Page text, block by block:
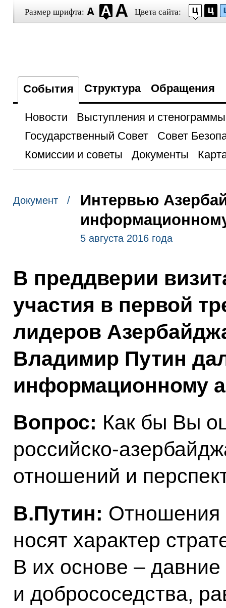
Размер шрифта: Цвета сайта:
События Структура Обращения
Новости
Выступления и стенограммы
Государственный Совет
Совет
Комиссии и советы
Документы
Документ /
Интервью
5 августа 2016 года
В преддверии
участия в первой
лидеров
Владимир Путин
информационному
Вопрос: Как бы Вы
российско-
отношений и
В.Путин: Отношения
носят характер
В их основе ‒
и добрососедства,